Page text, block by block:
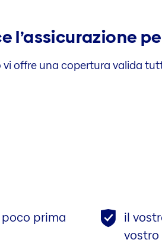
l’assicurazione
vi offre una copertura valida
prima
il